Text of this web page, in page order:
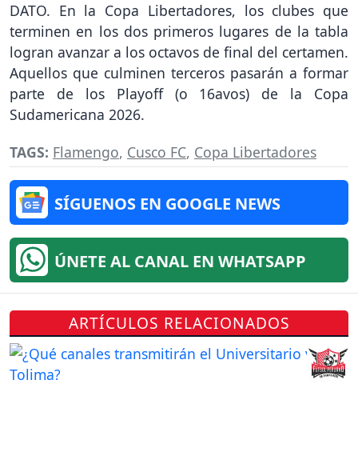
DATO. En la Copa Libertadores, los clubes que
terminen en los dos primeros lugares de la tabla
logran avanzar a los octavos de final del certamen.
Aquellos que culminen terceros pasarán a formar
parte de los Playoff (o 16avos) de la Copa
Sudamericana 2026.
TAGS: Flamengo, Cusco FC, Copa Libertadores
SÍGUENOS EN GOOGLE NEWS
ÚNETE AL CANAL EN WHATSAPP
ARTÍCULOS RELACIONADOS